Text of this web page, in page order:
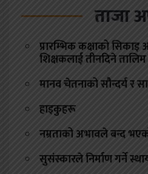
ताजा
प्रारम्भिक कक्षाको सिकाइ
शिक्षकलाई तीनदिने तालिम
मानव चेतनाको सौन्दर्य र
हाइकुहरू
नम्रताको अभावले बन्द
सुसंस्कारले निर्माण गर्ने